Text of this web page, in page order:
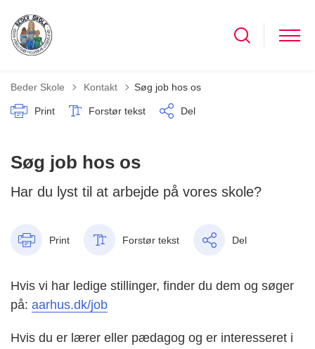
Beder Skole Tilbage til
Kontakt Søg job hos os
Print Forstør tekst Del
Søg job hos os
Har du lyst til at arbejde på vores skole?
Print Forstør tekst Del
Hvis vi har ledige stillinger, finder du dem og søger
på: aarhus.dk/job
Hvis du er lærer eller pædagog og er interesseret i